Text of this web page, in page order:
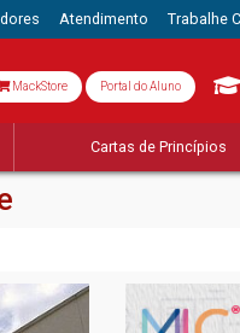
Atendimento Trabalhe
MackStore Portal do Aluno
Cartas de Princípios